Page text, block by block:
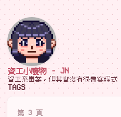
資工小廢物 - JN
資工系畢業，但其實沒有很會寫程式
TAGS
第 3 頁